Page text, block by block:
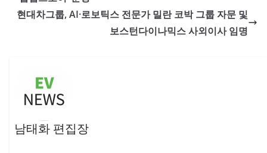
현대차그룹, AI·로보틱스 전문가 밀란 코박 그룹 자문 및
보스턴다이나믹스 사외이사 임명
남태화 편집장